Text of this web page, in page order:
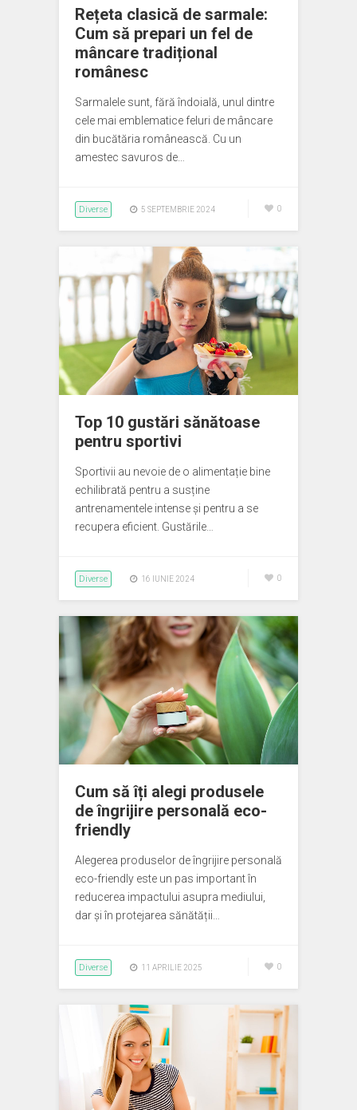
Rețeta clasică de sarmale:
Cum să prepari un fel de
mâncare tradițional
românesc
Sarmalele sunt, fără îndoială, unul dintre
cele mai emblematice feluri de mâncare
din bucătăria românească. Cu un
amestec savuros de…
Diverse 5 SEPTEMBRIE 2024 0
Top 10 gustări sănătoase
pentru sportivi
Sportivii au nevoie de o alimentație bine
echilibrată pentru a susține
antrenamentele intense și pentru a se
recupera eficient. Gustările…
Diverse 16 IUNIE 2024 0
Cum să îți alegi produsele
de îngrijire personală eco-
friendly
Alegerea produselor de îngrijire personală
eco-friendly este un pas important în
reducerea impactului asupra mediului,
dar și în protejarea sănătății…
Diverse 11 APRILIE 2025 0